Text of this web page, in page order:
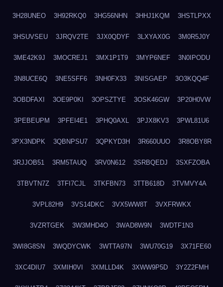
3H28UNEO 3H92RKQ0 3HG56NHN 3HHJ1KQM 3HSTLPXX
3HSUVSEU 3JRQV2TE 3JX0QDYF 3LXYAX0G 3M0R5J0Y
3ME42K9J 3MOCREJ1 3MX1P1T9 3MYP6NEF 3N0IPODU
3N8UCE6Q 3NE5SFF6 3NH0FX33 3NISGAEP 3O3KQQ4F
3OBDFAXI 3OE9P0KI 3OPSZTYE 3OSK46GW 3P20H0VW
3PEBEUPM 3PFEI4E1 3PHQ0AXL 3PJX8KV3 3PWL81U6
3PX3NDPK 3QBNPSU7 3QPKYD3H 3R660UUO 3R8OBY8R
3RJJOB51 3RM5TAUQ 3RV0N612 3SRBQEDJ 3SXFZOBA
3TBVTN7Z 3TFI7CJL 3TKFBN73 3TTB618D 3TVMVY4A
3VPL82H9 3VS14DKC 3VX5WW8T 3VXFRWKX
3VZRTGEK 3W3MHD4O 3WAD8W9N 3WDTF1N3
3WI8G8SN 3WQDYCWK 3WTTA97N 3WU70G19 3X71FE60
3XC4DIU7 3XMIH0VI 3XMLLD4K 3XWW9P5D 3Y2Z2FMH